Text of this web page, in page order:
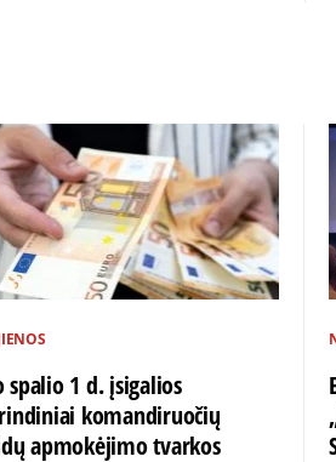
spalio 1 d. įsigalios
komandiruočių
apmokėjimo tvarkos